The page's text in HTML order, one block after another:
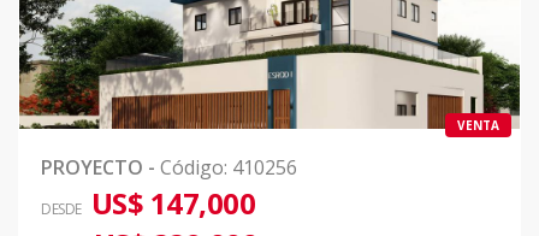
VENTA
PROYECTO - Código: 410256
DESDE US$ 147,000